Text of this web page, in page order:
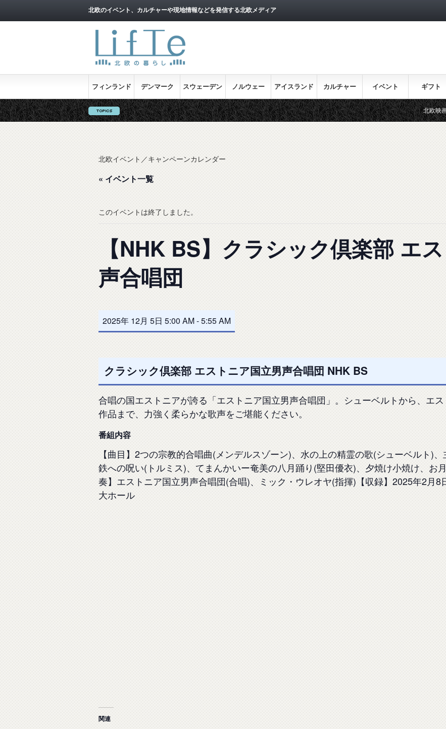
北欧のイベント、カルチャーや現地情報などを発信する北欧メディア
フィンランド デンマーク スウェーデン ノルウェー アイスランド カルチャー イベント ギフト
北欧映画情報は
北欧イベント／キャンペーンカレンダー
« イベント一覧
このイベントは終了しました。
【NHK BS】クラシック倶楽部 エ
声合唱団
2025年 12月 5日 5:00 AM-5:55 AM
クラシック倶楽部 エストニア国立男声合唱団 NHK BS
合唱の国エストニアが誇る「エストニア国立男声合唱団」。シューベルトから、エ
作品まで、力強く柔らかな歌声をご堪能ください。
番組内容
【曲目】2つの宗教的合唱曲(メンデルスゾーン)、水の上の精霊の歌(シューベルト)、
鉄への呪い(トルミス)、てまんかいー奄美の八月踊り(堅田優衣)、夕焼け小焼け、お
奏】エストニア国立男声合唱団(合唱)、ミック・ウレオヤ(指揮)【収録】2025年2
大ホール
関連